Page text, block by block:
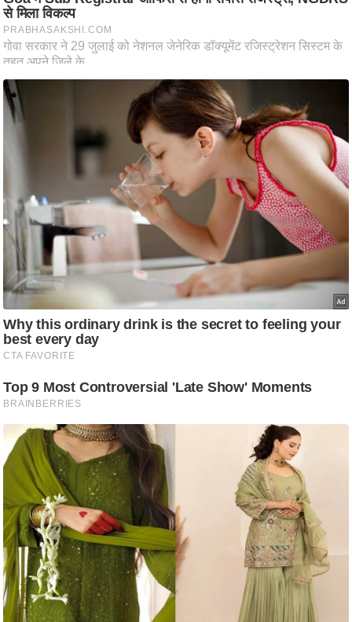
रि
ले
श
न
शि
प
ति
वि
श्ले
ष
ण
स
म
सा
यि
मा
तृ
भू
मि
स्तं
भ
ए
म
.